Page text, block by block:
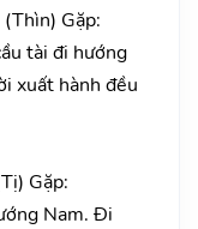
Gặp:
tài đi hướng
xuất hành đều
Gặp:
Nam. Đi